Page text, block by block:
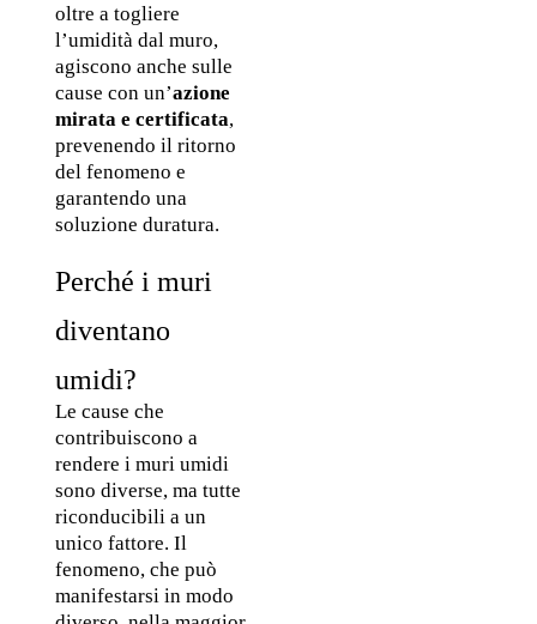
oltre a togliere
l’umidità dal muro,
agiscono anche sulle
cause con un’azione
mirata e certificata,
prevenendo il ritorno
del fenomeno e
garantendo una
soluzione duratura.
Perché i muri
diventano
umidi?
Le cause che
contribuiscono a
rendere i muri umidi
sono diverse, ma tutte
riconducibili a un
unico fattore. Il
fenomeno, che può
manifestarsi in modo